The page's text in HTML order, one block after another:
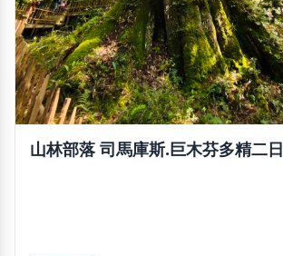
山林部落 司馬庫斯.巨木芬多精二日